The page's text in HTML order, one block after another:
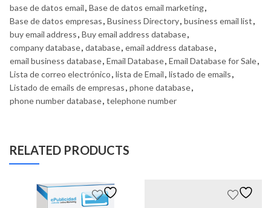
base de datos email, Base de datos email marketing,
Base de datos empresas, Business Directory, business email list,
buy email address, Buy email address database,
company database, database, email address database,
email business database, Email Database, Email Database for Sale,
Lista de correo electrónico, lista de Email, listado de emails,
Listado de emails de empresas, phone database,
phone number database, telephone number
RELATED PRODUCTS